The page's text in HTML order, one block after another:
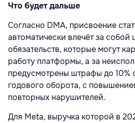
Что будет дальше
Согласно DMA, присвоение
автоматически влечёт за собой
обязательств, которые могут
работу платформы, а за
предусмотрены штрафы до 10%
годового оборота, с
повторных нарушителей.
Для Meta, выручка которой в